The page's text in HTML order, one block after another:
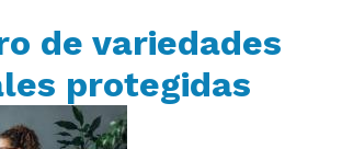
de variedades
protegidas